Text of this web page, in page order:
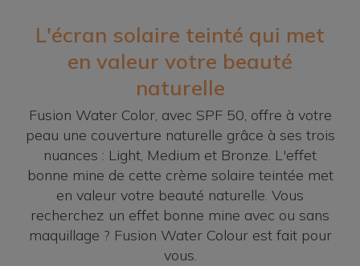
L'écran solaire teinté qui met
en valeur votre beauté
naturelle
Fusion Water Color, avec SPF 50, offre à votre
peau une couverture naturelle grâce à ses trois
nuances : Light, Medium et Bronze. L'effet
bonne mine de cette crème solaire teintée met
en valeur votre beauté naturelle. Vous
recherchez un effet bonne mine avec ou sans
maquillage ? Fusion Water Colour est fait pour
vous.